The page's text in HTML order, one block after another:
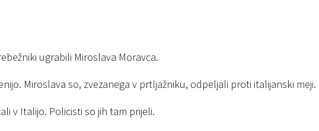
ugrabili Miroslava Moravca.
Miroslava so, zvezanega v prtljažniku, odpeljali proti italijanski meji.
v Italijo. Policisti so jih tam prijeli.